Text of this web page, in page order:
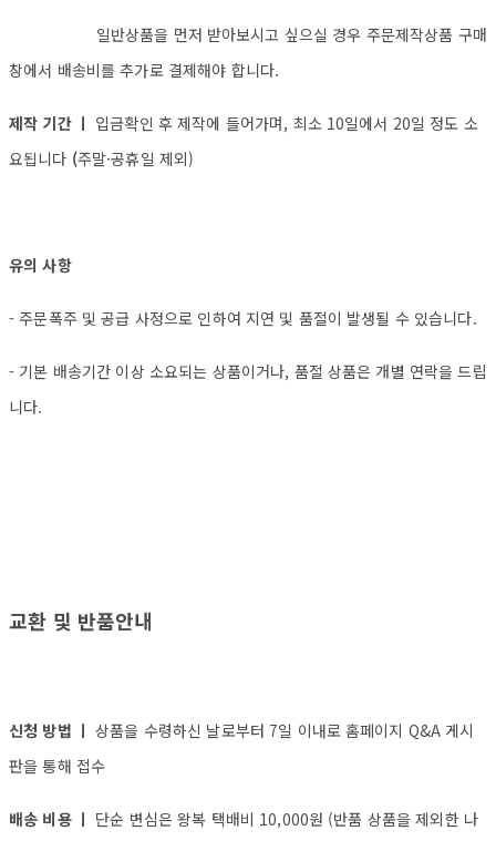
일반상품을 먼저 받아보시고 싶으실 경우 주문제작상품 구매
창에서 배송비를 추가로 결제해야 합니다.
제작 기간 ㅣ 입금확인 후 제작에 들어가며, 최소 10일에서 20일 정도 소
요됩니다 (주말·공휴일 제외)
유의 사항
- 주문폭주 및 공급 사정으로 인하여 지연 및 품절이 발생될 수 있습니다.
- 기본 배송기간 이상 소요되는 상품이거나, 품절 상품은 개별 연락을 드립
니다.
교환 및 반품안내
신청 방법 ㅣ상품을 수령하신 날로부터 7일 이내로 홈페이지 Q&A 게시
판을 통해 접수
배송 비용 ㅣ 단순 변심은 왕복 택배비 10,000원 (반품 상품을 제외한 나